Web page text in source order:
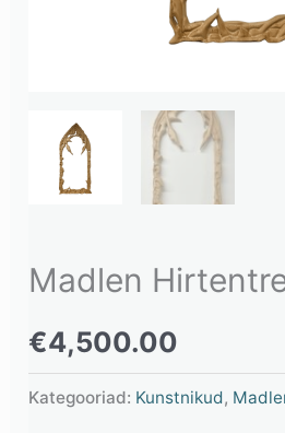
Madlen
€4,500.00
Kategooriad: Kunstnikud,